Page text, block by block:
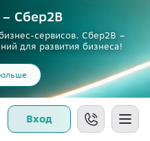
Сбер2B
сервисов. Сбер2В –
для развития бизнеса!
Вход